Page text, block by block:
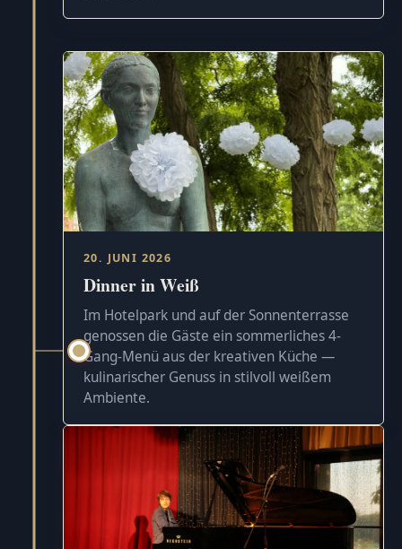
20. JUNI 2026
Dinner in Weiß
Im Hotelpark und auf der Sonnenterrasse
genossen die Gäste ein sommerliches 4-
Gang-Menü aus der kreativen Küche —
kulinarischer Genuss in stilvoll weißem
Ambiente.